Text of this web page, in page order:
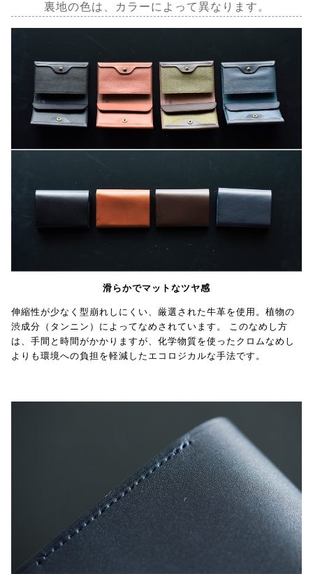
裏地の色は、カラーによって異なります。
滑らかでマットなツヤ感
伸縮性が少なく型崩れしにくい、厳選された牛革を使用。植物の
渋成分（タンニン）によってなめされています。 このなめし方
は、手間と時間がかかりますが、化学物質を使ったクロムなめし
よりも環境への負担を軽減したエコロジカルな手法です。